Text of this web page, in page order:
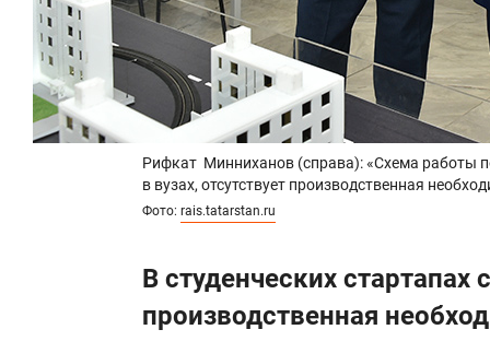
Рифкат Минниханов (справа): «Схема работы
в вузах, отсутствует производственная
Фото: rais.tatarstan.ru
В студенческих стартапах
производственная